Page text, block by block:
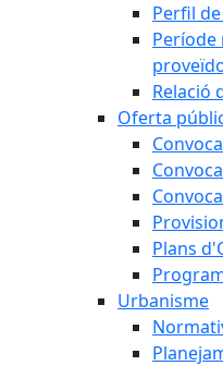
Perfil
Període
Relació
Oferta
Plans
Urbanisme